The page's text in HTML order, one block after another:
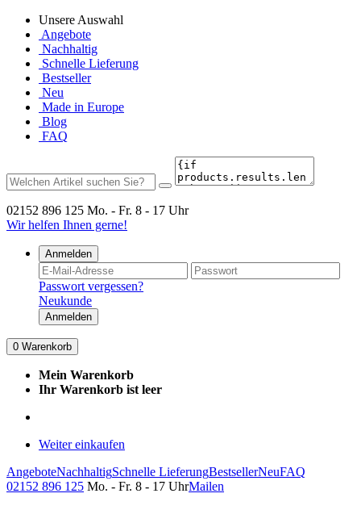
Unsere Auswahl
Angebote
Nachhaltig
Schnelle Lieferung
Bestseller
Neu
Made in Europe
Blog
FAQ
02152 896 125 Mo. - Fr. 8 - 17 Uhr
Wir helfen Ihnen gerne!
Anmelden
Passwort vergessen?
Neukunde
Anmelden
0 Warenkorb
Mein Warenkorb
Ihr Warenkorb ist leer
Weiter einkaufen
AngeboteNachhaltigSchnelle LieferungBestsellerNeuFAQ
02152 896 125 Mo. - Fr. 8 - 17 UhrMailen